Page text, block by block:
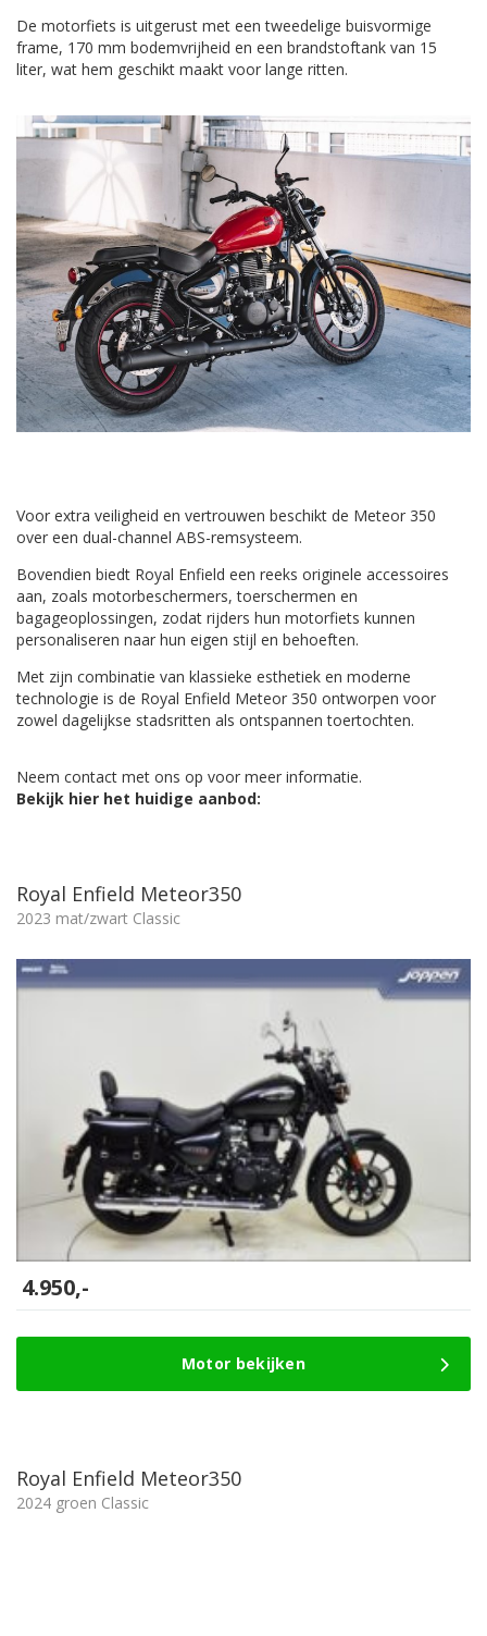
De motorfiets is uitgerust met een tweedelige buisvormige
frame, 170 mm bodemvrijheid en een brandstoftank van 15
liter, wat hem geschikt maakt voor lange ritten.
Voor extra veiligheid en vertrouwen beschikt de Meteor 350
over een dual-channel ABS-remsysteem.
Bovendien biedt Royal Enfield een reeks originele accessoires
aan, zoals motorbeschermers, toerschermen en
bagageoplossingen, zodat rijders hun motorfiets kunnen
personaliseren naar hun eigen stijl en behoeften.
Met zijn combinatie van klassieke esthetiek en moderne
technologie is de Royal Enfield Meteor 350 ontworpen voor
zowel dagelijkse stadsritten als ontspannen toertochten.
Neem contact met ons op voor meer informatie.
Bekijk hier het huidige aanbod:
Royal Enfield Meteor350
2023 mat/zwart Classic
4.950,-
Motor bekijken
Royal Enfield Meteor350
2024 groen Classic